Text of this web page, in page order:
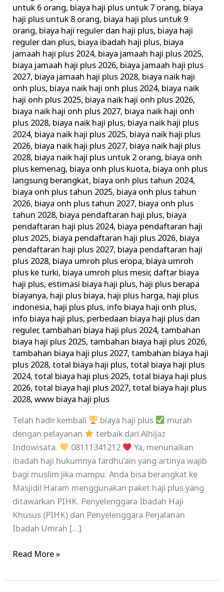
untuk 6 orang, biaya haji plus untuk 7 orang, biaya
haji plus untuk 8 orang, biaya haji plus untuk 9
orang, biaya haji reguler dan haji plus, biaya haji
reguler dan plus, biaya ibadah haji plus, biaya
jamaah haji plus 2024, biaya jamaah haji plus 2025,
biaya jamaah haji plus 2026, biaya jamaah haji plus
2027, biaya jamaah haji plus 2028, biaya naik haji
onh plus, biaya naik haji onh plus 2024, biaya naik
haji onh plus 2025, biaya naik haji onh plus 2026,
biaya naik haji onh plus 2027, biaya naik haji onh
plus 2028, biaya naik haji plus, biaya naik haji plus
2024, biaya naik haji plus 2025, biaya naik haji plus
2026, biaya naik haji plus 2027, biaya naik haji plus
2028, biaya naik haji plus untuk 2 orang, biaya onh
plus kemenag, biaya onh plus kuota, biaya onh plus
langsung berangkat, biaya onh plus tahun 2024,
biaya onh plus tahun 2025, biaya onh plus tahun
2026, biaya onh plus tahun 2027, biaya onh plus
tahun 2028, biaya pendaftaran haji plus, biaya
pendaftaran haji plus 2024, biaya pendaftaran haji
plus 2025, biaya pendaftaran haji plus 2026, biaya
pendaftaran haji plus 2027, biaya pendaftaran haji
plus 2028, biaya umroh plus eropa, biaya umroh
plus ke turki, biaya umroh plus mesir, daftar biaya
haji plus, estimasi biaya haji plus, haji plus berapa
biayanya, haji plus biaya, haji plus harga, haji plus
indonesia, haji plus plus, info biaya haji onh plus,
info biaya haji plus, perbedaan biaya haji plus dan
reguler,tambahan biaya haji plus 2024,tambahan
biaya haji plus 2025,tambahan biaya haji plus 2026,
tambahan biaya haji plus 2027,tambahan biaya haji
plus 2028,total biaya haji plus,total biaya haji plus
2024,total biaya haji plus 2025,total biaya haji plus
2026,total biaya haji plus 2027,total biaya haji plus
2028,www biaya haji plus
Telah hadir kembali
biaya haji plus
murah
dengan pelayanan
terbaik dari Alhijaz
Indowisata.
08111341212
Ya, menunaikan
ibadah haji hukumnya fardhu’ain yang artinya wajib
bagi muslim jika mampu. Anda bisa berangkat ke
Masjidil Haram menggunakan paket haji plus yang
ditawarkan PIHK. Penyelenggara Ibadah Haji
Khusus (PIHK) dan Penyelenggara Perjalanan
Ibadah Umrah […]
Read More »